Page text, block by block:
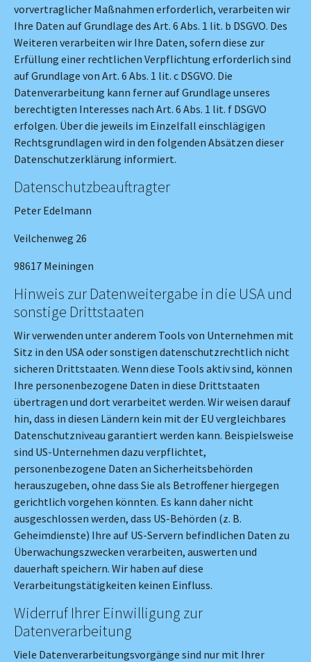
vorvertraglicher Maßnahmen erforderlich, verarbeiten wir
Ihre Daten auf Grundlage des Art. 6 Abs. 1 lit. b DSGVO. Des
Weiteren verarbeiten wir Ihre Daten, sofern diese zur
Erfüllung einer rechtlichen Verpflichtung erforderlich sind
auf Grundlage von Art. 6 Abs. 1 lit. c DSGVO. Die
Datenverarbeitung kann ferner auf Grundlage unseres
berechtigten Interesses nach Art. 6 Abs. 1 lit. f DSGVO
erfolgen. Über die jeweils im Einzelfall einschlägigen
Rechtsgrundlagen wird in den folgenden Absätzen dieser
Datenschutzerklärung informiert.
Datenschutz­beauftragter
Peter Edelmann
Veilchenweg 26
98617 Meiningen
Hinweis zur Datenweitergabe in die USA und
sonstige Drittstaaten
Wir verwenden unter anderem Tools von Unternehmen mit
Sitz in den USA oder sonstigen datenschutzrechtlich nicht
sicheren Drittstaaten. Wenn diese Tools aktiv sind, können
Ihre personenbezogene Daten in diese Drittstaaten
übertragen und dort verarbeitet werden. Wir weisen darauf
hin, dass in diesen Ländern kein mit der EU vergleichbares
Datenschutzniveau garantiert werden kann. Beispielsweise
sind US-Unternehmen dazu verpflichtet,
personenbezogene Daten an Sicherheitsbehörden
herauszugeben, ohne dass Sie als Betroffener hiergegen
gerichtlich vorgehen könnten. Es kann daher nicht
ausgeschlossen werden, dass US-Behörden (z. B.
Geheimdienste) Ihre auf US-Servern befindlichen Daten zu
Überwachungszwecken verarbeiten, auswerten und
dauerhaft speichern. Wir haben auf diese
Verarbeitungstätigkeiten keinen Einfluss.
Widerruf Ihrer Einwilligung zur
Datenverarbeitung
Viele Datenverarbeitungsvorgänge sind nur mit Ihrer